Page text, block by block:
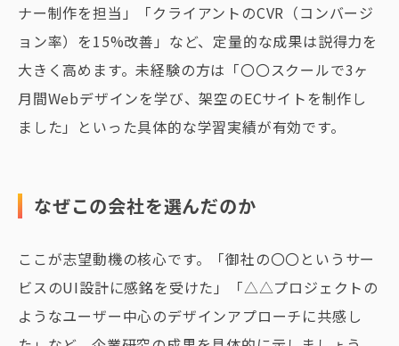
ナー制作を担当」「クライアントのCVR（コンバージ
ョン率）を15%改善」など、定量的な成果は説得力を
大きく高めます。未経験の方は「〇〇スクールで3ヶ
月間Webデザインを学び、架空のECサイトを制作し
ました」といった具体的な学習実績が有効です。
なぜこの会社を選んだのか
ここが志望動機の核心です。「御社の〇〇というサー
ビスのUI設計に感銘を受けた」「△△プロジェクトの
ようなユーザー中心のデザインアプローチに共感し